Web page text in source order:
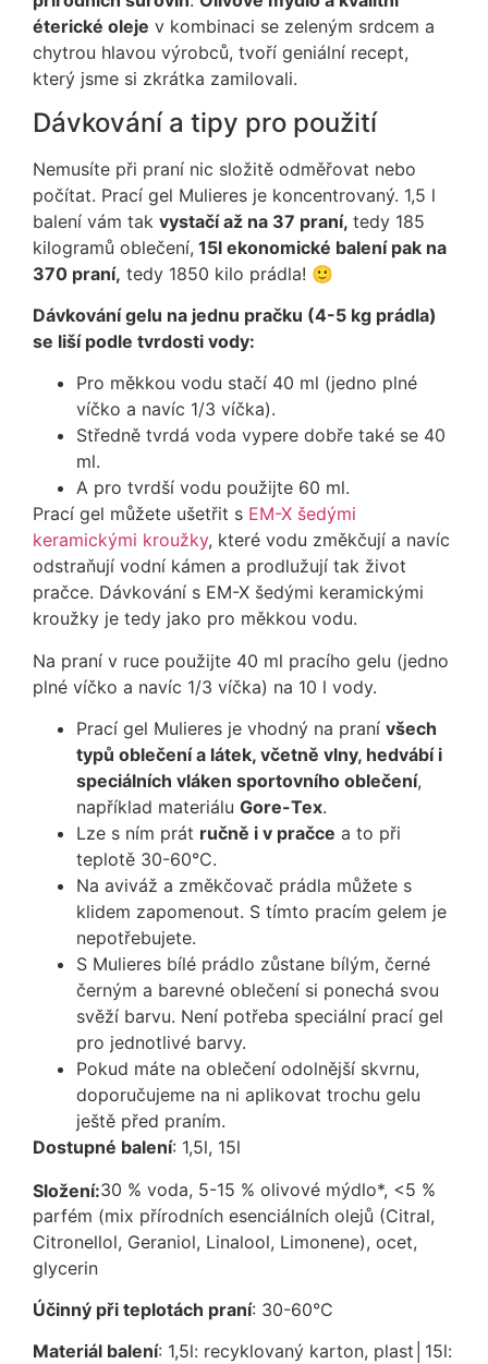
éterické oleje v kombinaci se zeleným srdcem a
chytrou hlavou výrobců, tvoří geniální recept,
který jsme si zkrátka zamilovali.
Dávkování a tipy pro použití
Nemusíte při praní nic složitě odměřovat nebo
počítat. Prací gel Mulieres je koncentrovaný. 1,5 l
balení vám tak vystačí až na 37 praní, tedy 185
kilogramů oblečení, 15l ekonomické balení pak na
370 praní, tedy 1850 kilo prádla! 🙂
Dávkování gelu na jednu pračku (4-5 kg prádla)
se liší podle tvrdosti vody:
Pro měkkou vodu stačí 40 ml (jedno plné
víčko a navíc 1/3 víčka).
Středně tvrdá voda vypere dobře také se 40
ml.
A pro tvrdší vodu použijte 60 ml.
Prací gel můžete ušetřit s EM-X šedými
keramickými kroužky, které vodu změkčují a navíc
odstraňují vodní kámen a prodlužují tak život
pračce. Dávkování s EM-X šedými keramickými
kroužky je tedy jako pro měkkou vodu.
Na praní v ruce použijte 40 ml pracího gelu (jedno
plné víčko a navíc 1/3 víčka) na 10 l vody.
Prací gel Mulieres je vhodný na praní všech
typů oblečení a látek, včetně vlny, hedvábí i
speciálních vláken sportovního oblečení,
například materiálu Gore-Tex.
Lze s ním prát ručně i v pračce a to při
teplotě 30-60°C.
Na aviváž a změkčovač prádla můžete s
klidem zapomenout. S tímto pracím gelem je
nepotřebujete.
S Mulieres bílé prádlo zůstane bílým, černé
černým a barevné oblečení si ponechá svou
svěží barvu. Není potřeba speciální prací gel
pro jednotlivé barvy.
Pokud máte na oblečení odolnější skvrnu,
doporučujeme na ni aplikovat trochu gelu
ještě před praním.
Dostupné balení: 1,5l, 15l
Složení:30 % voda, 5-15 % olivové mýdlo*, <5 %
parfém (mix přírodních esenciálních olejů (Citral,
Citronellol, Geraniol, Linalool, Limonene), ocet,
glycerin
Účinný při teplotách praní: 30-60°C
Materiál balení: 1,5l: recyklovaný karton, plast│15l: